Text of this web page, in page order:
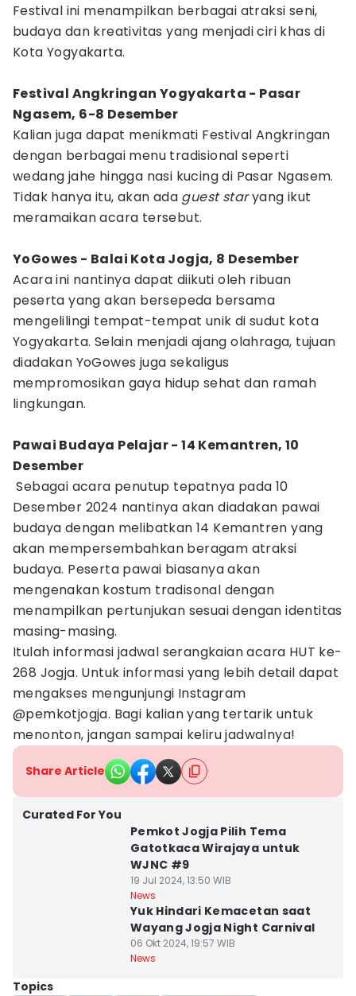
Festival ini menampilkan berbagai atraksi seni,
budaya dan kreativitas yang menjadi ciri khas di
Kota Yogyakarta.
Festival Angkringan Yogyakarta - Pasar
Ngasem, 6-8 Desember
Kalian juga dapat menikmati Festival Angkringan
dengan berbagai menu tradisional seperti
wedang jahe hingga nasi kucing di Pasar Ngasem.
Tidak hanya itu, akan ada guest staryang ikut
meramaikan acara tersebut.
YoGowes - Balai Kota Jogja, 8 Desember
Acara ini nantinya dapat diikuti oleh ribuan
peserta yang akan bersepeda bersama
mengelilingi tempat-tempat unik di sudut kota
Yogyakarta. Selain menjadi ajang olahraga, tujuan
diadakan YoGowes juga sekaligus
mempromosikan gaya hidup sehat dan ramah
lingkungan.
Pawai Budaya Pelajar - 14 Kemantren, 10
Desember
Sebagai acara penutup tepatnya pada 10
Desember 2024 nantinya akan diadakan pawai
budaya dengan melibatkan 14 Kemantren yang
akan mempersembahkan beragam atraksi
budaya. Peserta pawai biasanya akan
mengenakan kostum tradisonal dengan
menampilkan pertunjukan sesuai dengan identitas
masing-masing.
Itulah informasi jadwal serangkaian acara HUT ke-
268 Jogja. Untuk informasi yang lebih detail dapat
mengakses mengunjungi Instagram
@pemkotjogja. Bagi kalian yang tertarik untuk
menonton, jangan sampai keliru jadwalnya!
Share Article
Curated For You
Pemkot Jogja Pilih Tema
Gatotkaca Wirajaya untuk
WJNC #9
19 Jul 2024, 13:50 WIB
News
Yuk Hindari Kemacetan saat
Wayang Jogja Night Carnival
06 Okt 2024, 19:57 WIB
News
Topics